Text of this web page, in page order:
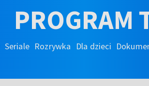
PROGRAM
Seriale Rozrywka Dla dzieci